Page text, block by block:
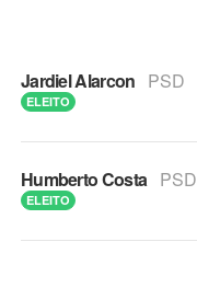
Jardiel Alarcon PSD
ELEITO
Humberto Costa PSD
ELEITO